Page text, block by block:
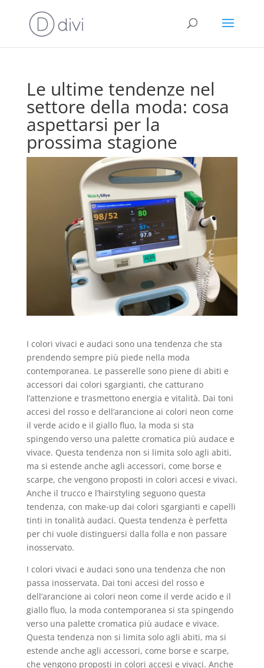
Le ultime tendenze nel
settore della moda: cosa
aspettarsi per la
prossima stagione
I colori vivaci e audaci sono una tendenza che sta
prendendo sempre più piede nella moda
contemporanea. Le passerelle sono piene di abiti e
accessori dai colori sgargianti, che catturano
l’attenzione e trasmettono energia e vitalità. Dai toni
accesi del rosso e dell’arancione ai colori neon come
il verde acido e il giallo fluo, la moda si sta
spingendo verso una palette cromatica più audace e
vivace. Questa tendenza non si limita solo agli abiti,
ma si estende anche agli accessori, come borse e
scarpe, che vengono proposti in colori accesi e vivaci.
Anche il trucco e l’hairstyling seguono questa
tendenza, con make-up dai colori sgargianti e capelli
tinti in tonalità audaci. Questa tendenza è perfetta
per chi vuole distinguersi dalla folla e non passare
inosservato.
I colori vivaci e audaci sono una tendenza che non
passa inosservata. Dai toni accesi del rosso e
dell’arancione ai colori neon come il verde acido e il
giallo fluo, la moda contemporanea si sta spingendo
verso una palette cromatica più audace e vivace.
Questa tendenza non si limita solo agli abiti, ma si
estende anche agli accessori, come borse e scarpe,
che vengono proposti in colori accesi e vivaci. Anche